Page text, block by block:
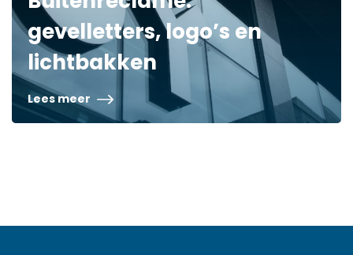
gevelletters, logo’s en
lichtbakken
Lees meer